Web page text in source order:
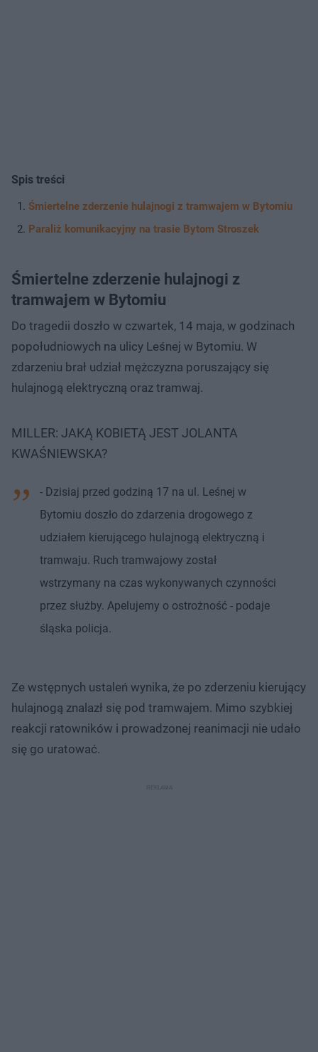
Spis treści
Śmiertelne zderzenie hulajnogi z tramwajem w Bytomiu
Paraliż komunikacyjny na trasie Bytom Stroszek
Śmiertelne zderzenie hulajnogi z
tramwajem w Bytomiu
Do tragedii doszło w czwartek, 14 maja, w godzinach
popołudniowych na ulicy Leśnej w Bytomiu. W
zdarzeniu brał udział mężczyzna poruszający się
hulajnogą elektryczną oraz tramwaj.
MILLER: JAKĄ KOBIETĄ JEST JOLANTA
KWAŚNIEWSKA?
- Dzisiaj przed godziną 17 na ul. Leśnej w
Bytomiu doszło do zdarzenia drogowego z
udziałem kierującego hulajnogą elektryczną i
tramwaju. Ruch tramwajowy został
wstrzymany na czas wykonywanych czynności
przez służby. Apelujemy o ostrożność - podaje
śląska policja.
Ze wstępnych ustaleń wynika, że po zderzeniu kierujący
hulajnogą znalazł się pod tramwajem. Mimo szybkiej
reakcji ratowników i prowadzonej reanimacji nie udało
się go uratować.